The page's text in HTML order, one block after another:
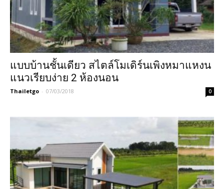
แบบบ้านชั้นเดียว สไตล์โมเดิร์นเพิงหมาแหงน
แนวเรียบง่าย 2 ห้องนอน
Thailetgo - 07/03/2018 0